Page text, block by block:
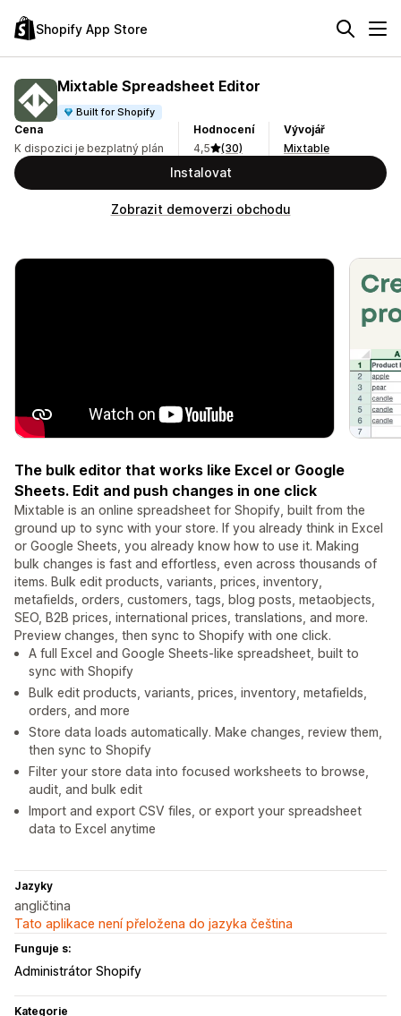
Shopify App Store
Mixtable Spreadsheet Editor
Built for Shopify
Cena
K dispozici je bezplatný plán
Hodnocení
4,5
(30)
Vývojář
Mixtable
Instalovat
Zobrazit demoverzi obchodu
The bulk editor that works like Excel or Google
Sheets. Edit and push changes in one click
Mixtable is an online spreadsheet for Shopify, built from the
ground up to sync with your store. If you already think in Excel
or Google Sheets, you already know how to use it. Making
bulk changes is fast and effortless, even across thousands of
items. Bulk edit products, variants, prices, inventory,
metafields, orders, customers, tags, blog posts, metaobjects,
SEO, B2B prices, international prices, translations, and more.
Preview changes, then sync to Shopify with one click.
A full Excel and Google Sheets-like spreadsheet, built to
sync with Shopify
Bulk edit products, variants, prices, inventory, metafields,
orders, and more
Store data loads automatically. Make changes, review them,
then sync to Shopify
Filter your store data into focused worksheets to browse,
audit, and bulk edit
Import and export CSV files, or export your spreadsheet
data to Excel anytime
Jazyky
angličtina
Tato aplikace není přeložena do jazyka čeština
Funguje s:
Administrátor Shopify
Kategorie